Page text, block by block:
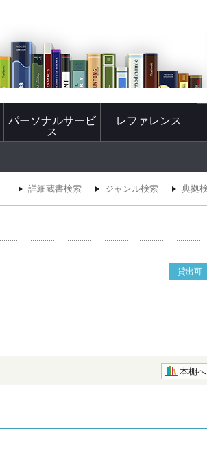
パーソナルサービ
ス
レファレンス
詳細蔵書検索 ジャンル検索 典拠
貸出可
本棚へ